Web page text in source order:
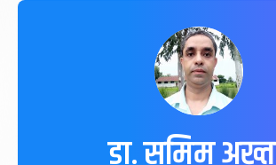
डा. समिम